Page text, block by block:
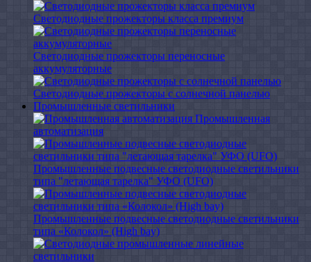
Светодиодные прожекторы класса премиум
Светодиодные прожекторы переносные
аккумуляторные
Светодиодные прожекторы с солнечной панелью
Промышленные светильники
Промышленная
автоматизация
Промышленные подвесные cветодиодные светильники
типа "летающая тарелка" УФО (UFO)
Промышленные подвесные cветодиодные светильники
типа «Колокол» (High bay)